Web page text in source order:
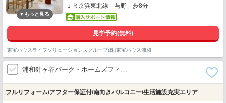
ＪＲ京浜東北線「与野」歩8分
見学予約(無料)
東宝ハウスライフソリューションズグループ(株)東宝ハウス浦和
浦和針ヶ谷パーク・ホームズフィ…
フルリフォーム/アフター保証付/南向きバルコニー/生活施設充実エリア